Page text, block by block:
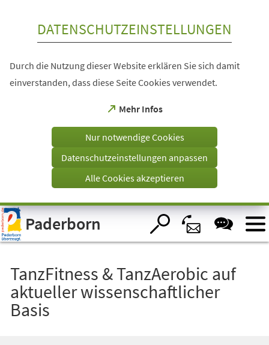
Visuelle
Assistenzsoftware
öffnen.
DATENSCHUTZEINSTELLUNGEN
Durch die Nutzung dieser Website erklären Sie sich damit
einverstanden, dass diese Seite Cookies verwendet.
Mehr Infos
(Öffnet
einem
Tab)
Nur notwendige Cookies
Datenschutzeinstellungen anpassen
Alle Cookies akzeptieren
Paderborn
TanzFitness & TanzAerobic auf
aktueller wissenschaftlicher
Basis